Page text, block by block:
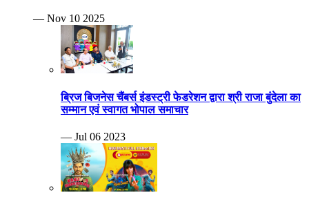
— Nov 10 2025
ब्रिज बिजनेस चैंबर्स इंडस्ट्री फेडरेशन द्वारा श्री राजा बुंदेला का
सम्मान एवं स्वागत भोपाल समाचार
— Jul 06 2023